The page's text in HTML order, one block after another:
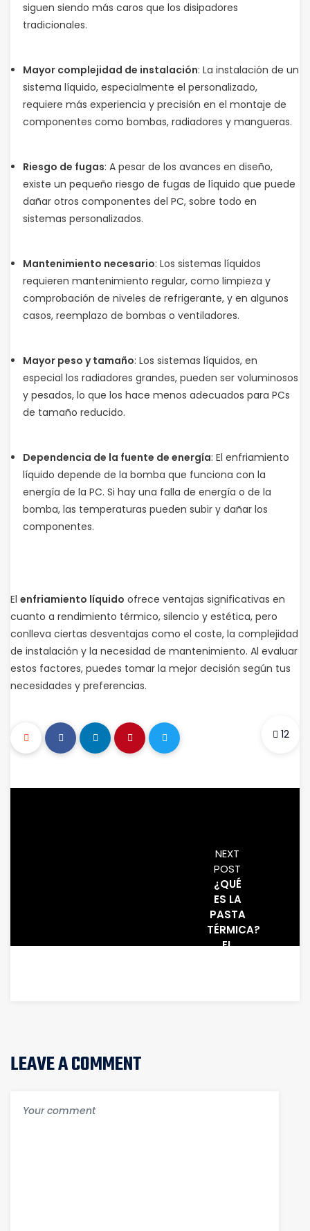
siguen siendo más caros que los disipadores
tradicionales.
Mayor complejidad de instalación: La instalación de un
sistema líquido, especialmente el personalizado,
requiere más experiencia y precisión en el montaje de
componentes como bombas, radiadores y mangueras.
Riesgo de fugas: A pesar de los avances en diseño,
existe un pequeño riesgo de fugas de líquido que puede
dañar otros componentes del PC, sobre todo en
sistemas personalizados.
Mantenimiento necesario: Los sistemas líquidos
requieren mantenimiento regular, como limpieza y
comprobación de niveles de refrigerante, y en algunos
casos, reemplazo de bombas o ventiladores.
Mayor peso y tamaño: Los sistemas líquidos, en
especial los radiadores grandes, pueden ser voluminosos
y pesados, lo que los hace menos adecuados para PCs
de tamaño reducido.
Dependencia de la fuente de energía: El enfriamiento
líquido depende de la bomba que funciona con la
energía de la PC. Si hay una falla de energía o de la
bomba, las temperaturas pueden subir y dañar los
componentes.
El enfriamiento líquido ofrece ventajas significativas en
cuanto a rendimiento térmico, silencio y estética, pero
conlleva ciertas desventajas como el coste, la complejidad
de instalación y la necesidad de mantenimiento. Al evaluar
estos factores, puedes tomar la mejor decisión según tus
necesidades y preferencias.
12
NEXT
POST
¿QUÉ
ES LA
PASTA
TÉRMICA?
EL
LEAVE A COMMENT